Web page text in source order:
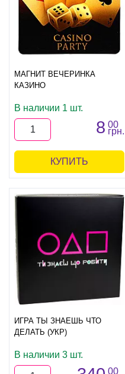
МАГНИТ ВЕЧЕРИНКА
КАЗИНО
В наличии 1 шт.
8 00
грн.
КУПИТЬ
ИГРА ТЫ ЗНАЕШЬ ЧТО
ДЕЛАТЬ (УКР)
В наличии 3 шт.
00